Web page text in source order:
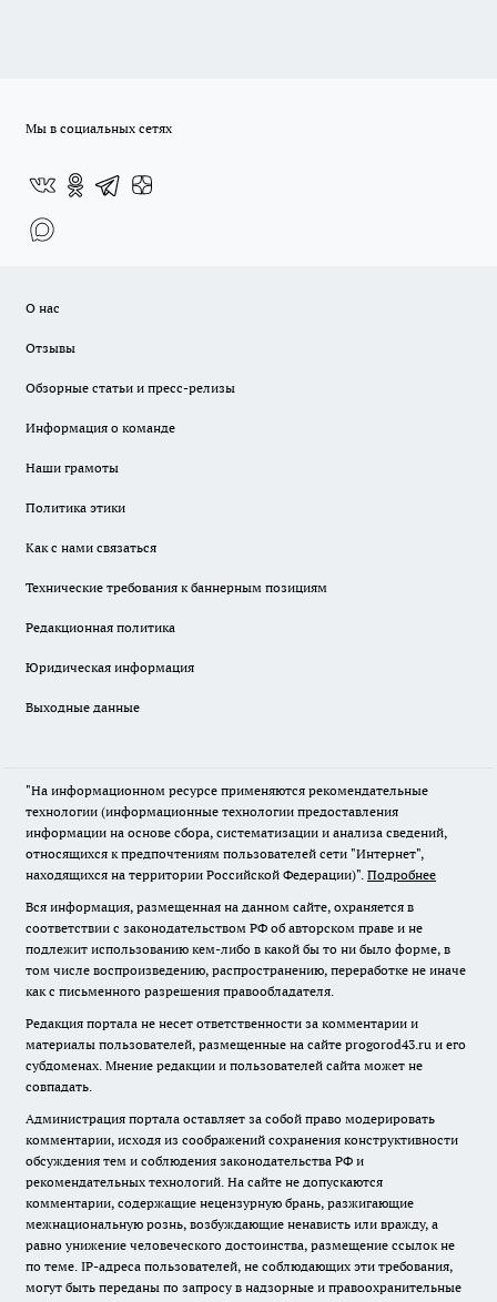
Мы в социальных сетях
О нас
Отзывы
Обзорные статьи и пресс-релизы
Информация о команде
Наши грамоты
Политика этики
Как с нами связаться
Технические требования к баннерным позициям
Редакционная политика
Юридическая информация
Выходные данные
"На информационном ресурсе применяются рекомендательные
технологии (информационные технологии предоставления
информации на основе сбора, систематизации и анализа сведений,
относящихся к предпочтениям пользователей сети "Интернет",
находящихся на территории Российской Федерации)". Подробнее
Вся информация, размещенная на данном сайте, охраняется в
соответствии с законодательством РФ об авторском праве и не
подлежит использованию кем-либо в какой бы то ни было форме, в
том числе воспроизведению, распространению, переработке не иначе
как с письменного разрешения правообладателя.
Редакция портала не несет ответственности за комментарии и
материалы пользователей, размещенные на сайте progorod43.ru и его
субдоменах. Мнение редакции и пользователей сайта может не
совпадать.
Администрация портала оставляет за собой право модерировать
комментарии, исходя из соображений сохранения конструктивности
обсуждения тем и соблюдения законодательства РФ и
рекомендательных технологий. На сайте не допускаются
комментарии, содержащие нецензурную брань, разжигающие
межнациональную рознь, возбуждающие ненависть или вражду, а
равно унижение человеческого достоинства, размещение ссылок не
по теме. IP-адреса пользователей, не соблюдающих эти требования,
могут быть переданы по запросу в надзорные и правоохранительные